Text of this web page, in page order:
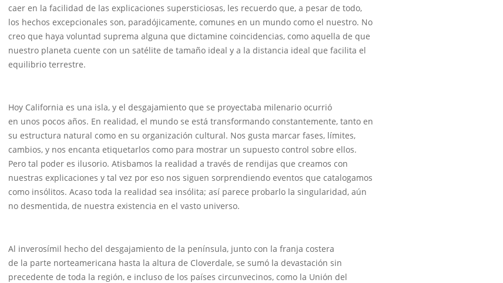
caer en la facilidad de las explicaciones supersticiosas, les recuerdo que, a pesar de todo,
los hechos excepcionales son, paradójicamente, comunes en un mundo como el nuestro. No
creo que haya voluntad suprema alguna que dictamine coincidencias, como aquella de que
nuestro planeta cuente con un satélite de tamaño ideal y a la distancia ideal que facilita el
equilibrio terrestre.
Hoy California es una isla, y el desgajamiento que se proyectaba milenario ocurrió
en unos pocos años. En realidad, el mundo se está transformando constantemente, tanto en
su estructura natural como en su organización cultural. Nos gusta marcar fases, límites,
cambios, y nos encanta etiquetarlos como para mostrar un supuesto control sobre ellos.
Pero tal poder es ilusorio. Atisbamos la realidad a través de rendijas que creamos con
nuestras explicaciones y tal vez por eso nos siguen sorprendiendo eventos que catalogamos
como insólitos. Acaso toda la realidad sea insólita; así parece probarlo la singularidad, aún
no desmentida, de nuestra existencia en el vasto universo.
Al inverosímil hecho del desgajamiento de la península, junto con la franja costera
de la parte norteamericana hasta la altura de Cloverdale, se sumó la devastación sin
precedente de toda la región, e incluso de los países circunvecinos, como la Unión del